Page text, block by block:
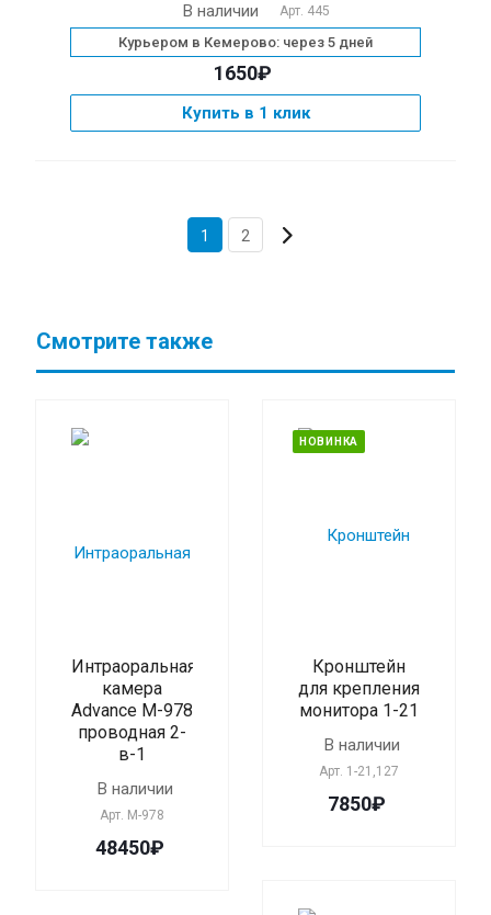
В наличии Арт. 445
Курьером в Кемерово: через 5 дней
1650₽
Купить в 1 клик
1 2
Смотрите также
Интраоральная
камера
Advance M-978
проводная 2-
в-1
В наличии
Арт. M-978
48450₽
НОВИНКА
Кронштейн
для крепления
монитора 1-21
В наличии
Арт. 1-21,127
7850₽